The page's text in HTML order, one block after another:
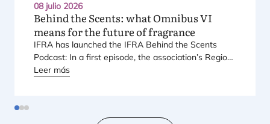
08 julio 2026
Behind the Scents: what OmnibusVI
means for the future of fragrance
IFRA has laun­ched the IFRA Behind the Scents
Pod­cast: In a first epi­so­de, the asso­cia­tio­n’s Regio­
nal Direc­tor for Euro­pe explains Euro­pe’s land­mark
Leer más